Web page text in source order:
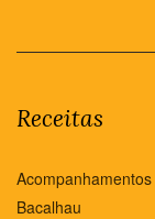
Receitas
Acompanhamentos
Bacalhau